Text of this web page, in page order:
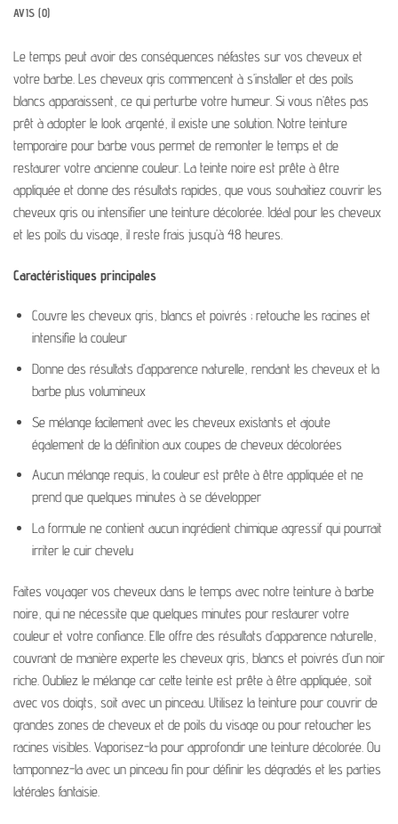
AVIS (0)
Le temps peut avoir des conséquences néfastes sur vos cheveux et
votre barbe. Les cheveux gris commencent à s’installer et des poils
blancs apparaissent, ce qui perturbe votre humeur. Si vous n’êtes pas
prêt à adopter le look argenté, il existe une solution. Notre teinture
temporaire pour barbe vous permet de remonter le temps et de
restaurer votre ancienne couleur. La teinte noire est prête à être
appliquée et donne des résultats rapides, que vous souhaitiez couvrir les
cheveux gris ou intensifier une teinture décolorée. Idéal pour les cheveux
et les poils du visage, il reste frais jusqu’à 48 heures.
Caractéristiques principales
Couvre les cheveux gris, blancs et poivrés ; retouche les racines et
intensifie la couleur
Donne des résultats d’apparence naturelle, rendant les cheveux et la
barbe plus volumineux
Se mélange facilement avec les cheveux existants et ajoute
également de la définition aux coupes de cheveux décolorées
Aucun mélange requis, la couleur est prête à être appliquée et ne
prend que quelques minutes à se développer
La formule ne contient aucun ingrédient chimique agressif qui pourrait
irriter le cuir chevelu
Faites voyager vos cheveux dans le temps avec notre teinture à barbe
noire, qui ne nécessite que quelques minutes pour restaurer votre
couleur et votre confiance. Elle offre des résultats d’apparence naturelle,
couvrant de manière experte les cheveux gris, blancs et poivrés d’un noir
riche. Oubliez le mélange car cette teinte est prête à être appliquée, soit
avec vos doigts, soit avec un pinceau. Utilisez la teinture pour couvrir de
grandes zones de cheveux et de poils du visage ou pour retoucher les
racines visibles. Vaporisez-la pour approfondir une teinture décolorée. Ou
tamponnez-la avec un pinceau fin pour définir les dégradés et les parties
latérales fantaisie.